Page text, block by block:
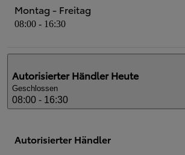
Montag - Freitag
08:00 - 16:30
Autorisierter Händler Heute
Geschlossen
08:00 - 16:30
Autorisierter Händler